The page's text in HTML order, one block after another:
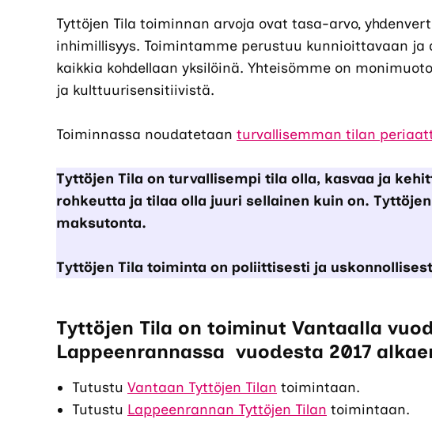
Tyttöjen Tila toiminnan arvoja ovat tasa-arvo,
inhimillisyys. Toimintamme perustuu kunnioittavaan ja
kaikkia kohdellaan yksilöinä. Yhteisömme on
ja kulttuurisensitiivistä.
Toiminnassa noudatetaan turvallisemman tilan
Tyttöjen Tila on turvallisempi tila olla, kasvaa ja
rohkeutta ja tilaa olla juuri sellainen kuin on.
maksutonta.
Tyttöjen Tila toiminta on poliittisesti ja
Tyttöjen Tila on toiminut Vantaalla
Lappeenrannassa vuodesta 2017
Tutustu Vantaan Tyttöjen Tilan toimintaan.
Tutustu Lappeenrannan Tyttöjen Tilan toimintaan.